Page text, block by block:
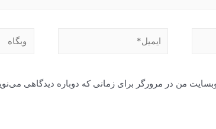
ایمیل* وبگاه
وبسایت من در مرورگر برای زمانی که دوباره دیدگاهی